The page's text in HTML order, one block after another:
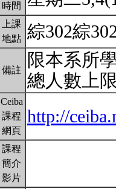
時間
上課
地點 綜302綜
備註
限本系所
總人數上
Ceiba
課程
網頁
http://
課程
簡介
影片